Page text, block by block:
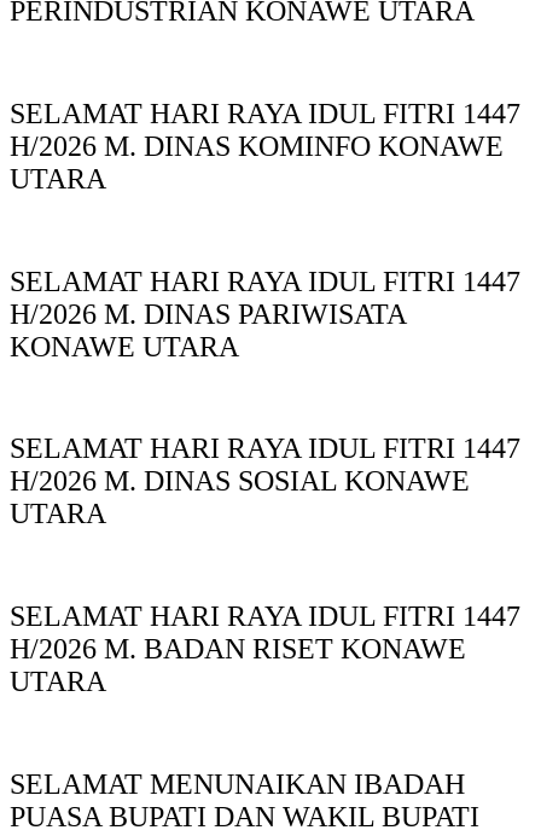
PERINDUSTRIAN KONAWE UTARA
SELAMAT HARI RAYA IDUL FITRI 1447
H/2026 M. DINAS KOMINFO KONAWE
UTARA
SELAMAT HARI RAYA IDUL FITRI 1447
H/2026 M. DINAS PARIWISATA
KONAWE UTARA
SELAMAT HARI RAYA IDUL FITRI 1447
H/2026 M. DINAS SOSIAL KONAWE
UTARA
SELAMAT HARI RAYA IDUL FITRI 1447
H/2026 M. BADAN RISET KONAWE
UTARA
SELAMAT MENUNAIKAN IBADAH
PUASA BUPATI DAN WAKIL BUPATI